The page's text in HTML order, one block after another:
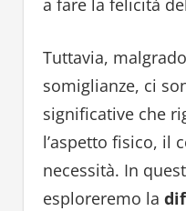
a fare la felicità
Tuttavia,
somiglianze, ci
significative che
l’aspetto fisico, il
necessità. In
esploreremo la